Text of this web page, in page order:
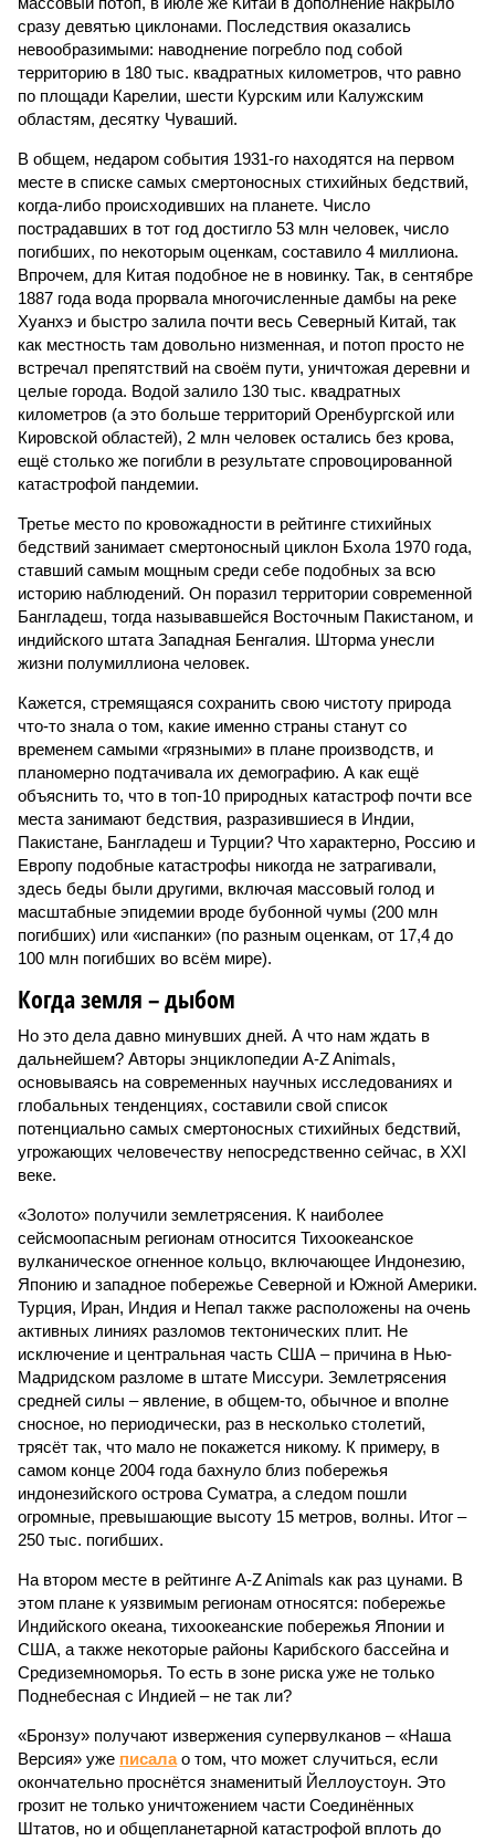
сразу девятью циклонами. Последствия оказались
невообразимыми: наводнение погребло под собой
территорию в 180 тыс. квадратных километров, что равно
по площади Карелии, шести Курским или Калужским
областям, десятку Чуваший.
В общем, недаром события 1931-го находятся на первом
месте в списке самых смертоносных стихийных бедствий,
когда-либо происходивших на планете. Число
пострадавших в тот год достигло 53 млн человек, число
погибших, по некоторым оценкам, составило 4 миллиона.
Впрочем, для Китая подобное не в новинку. Так, в сентябре
1887 года вода прорвала многочисленные дамбы на реке
Хуанхэ и быстро залила почти весь Северный Китай, так
как местность там довольно низменная, и потоп просто не
встречал препятствий на своём пути, уничтожая деревни и
целые города. Водой залило 130 тыс. квадратных
километров (а это больше территорий Оренбургской или
Кировской областей), 2 млн человек остались без крова,
ещё столько же погибли в результате спровоцированной
катастрофой пандемии.
Третье место по кровожадности в рейтинге стихийных
бедствий занимает смертоносный циклон Бхола 1970 года,
ставший самым мощным среди себе подобных за всю
историю наблюдений. Он поразил территории современной
Бангладеш, тогда называвшейся Восточным Пакистаном, и
индийского штата Западная Бенгалия. Шторма унесли
жизни полумиллиона человек.
Кажется, стремящаяся сохранить свою чистоту природа
что-то знала о том, какие именно страны станут со
временем самыми «грязными» в плане производств, и
планомерно подтачивала их демографию. А как ещё
объяснить то, что в топ-10 природных катастроф почти все
места занимают бедствия, разразившиеся в Индии,
Пакистане, Бангладеш и Турции? Что характерно, Россию и
Европу подобные катастрофы никогда не затрагивали,
здесь беды были другими, включая массовый голод и
масштабные эпидемии вроде бубонной чумы (200 млн
погибших) или «испанки» (по разным оценкам, от 17,4 до
100 млн погибших во всём мире).
Когда земля – дыбом
Но это дела давно минувших дней. А что нам ждать в
дальнейшем? Авторы энциклопедии A-Z Animals,
основываясь на современных научных исследованиях и
глобальных тенденциях, составили свой список
потенциально самых смертоносных стихийных бедствий,
угрожающих человечеству непосредственно сейчас, в XXI
веке.
«Золото» получили землетрясения. К наиболее
сейсмоопасным регионам относится Тихоокеанское
вулканическое огненное кольцо, включающее Индонезию,
Японию и западное побережье Северной и Южной Америки.
Турция, Иран, Индия и Непал также расположены на очень
активных линиях разломов тектонических плит. Не
исключение и центральная часть США – причина в Нью-
Мадридском разломе в штате Миссури. Землетрясения
средней силы – явление, в общем-то, обычное и вполне
сносное, но периодически, раз в несколько столетий,
трясёт так, что мало не покажется никому. К примеру, в
самом конце 2004 года бахнуло близ побережья
индонезийского острова Суматра, а следом пошли
огромные, превышающие высоту 15 метров, волны. Итог –
250 тыс. погибших.
На втором месте в рейтинге A-Z Animals как раз цунами. В
этом плане к уязвимым регионам относятся: побережье
Индийского океана, тихо­океанские побережья Японии и
США, а также некоторые районы Карибского бассейна и
Средиземноморья. То есть в зоне риска уже не только
Поднебесная с Индией – не так ли?
«Бронзу» получают извержения супервулканов – «Наша
Версия» уже писалао том, что может случиться, если
окончательно проснётся знаменитый Йеллоустоун. Это
грозит не только уничтожением части Соединённых
Штатов, но и общепланетарной катастрофой вплоть до